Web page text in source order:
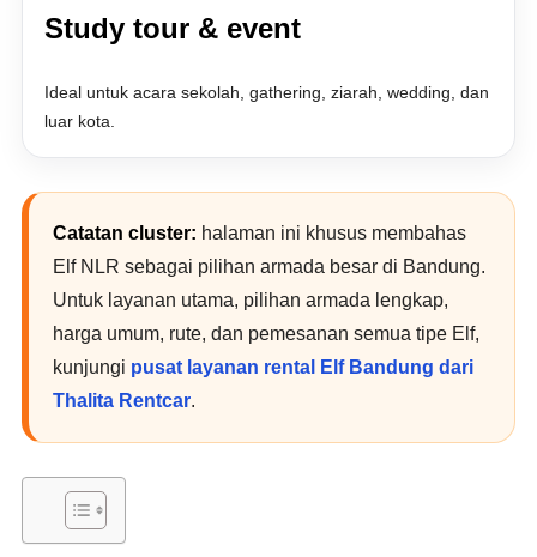
Study tour & event
Ideal untuk acara sekolah, gathering, ziarah, wedding, dan
luar kota.
Catatan cluster: halaman ini khusus membahas
Elf NLR sebagai pilihan armada besar di Bandung.
Untuk layanan utama, pilihan armada lengkap,
harga umum, rute, dan pemesanan semua tipe Elf,
kunjungi pusat layanan rental Elf Bandung dari
Thalita Rentcar.